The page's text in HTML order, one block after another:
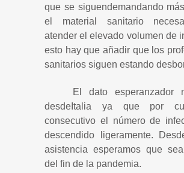
que se siguendemandando
el material sanitario
atender el elevado volumen de
esto hay que añadir que los
sanitarios siguen estando
El dato esperanzador
desdeItalia ya que por
consecutivo el número de
descendido ligeramente.
asistencia esperamos que
del fin de la pandemia.